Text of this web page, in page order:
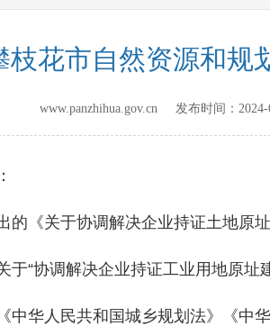
枝花市自然资源和规
www.panzhihua.gov.cn 发布时间：
《关于协调解决企业持证土地原址
“协调解决企业持证工业用地原址
华人民共和国城乡规划法》《中华